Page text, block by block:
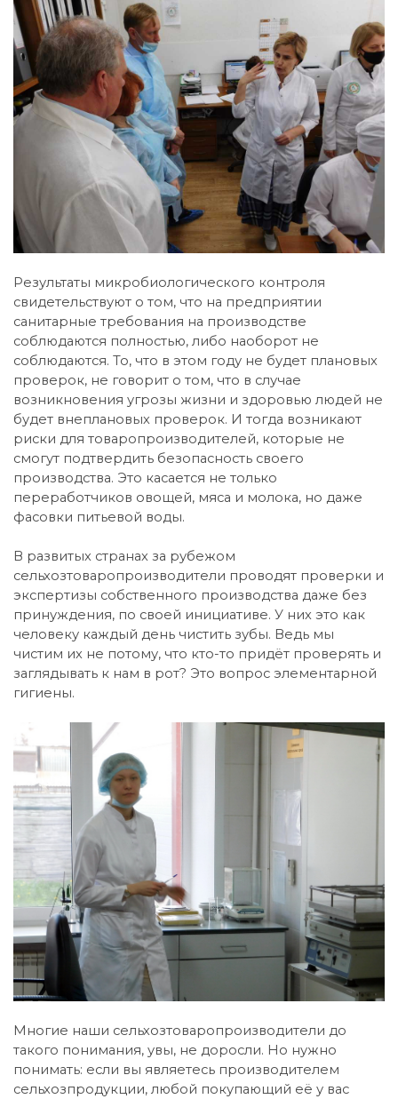
Результаты микробиологического контроля
свидетельствуют о том, что на предприятии
санитарные требования на производстве
соблюдаются полностью, либо наоборот не
соблюдаются. То, что в этом году не будет плановых
проверок, не говорит о том, что в случае
возникновения угрозы жизни и здоровью людей не
будет внеплановых проверок. И тогда возникают
риски для товаропроизводителей, которые не
смогут подтвердить безопасность своего
производства. Это касается не только
переработчиков овощей, мяса и молока, но даже
фасовки питьевой воды.
В развитых странах за рубежом
сельхозтоваропроизводители проводят проверки и
экспертизы собственного производства даже без
принуждения, по своей инициативе. У них это как
человеку каждый день чистить зубы. Ведь мы
чистим их не потому, что кто-то придёт проверять и
заглядывать к нам в рот? Это вопрос элементарной
гигиены.
Многие наши сельхозтоваропроизводители до
такого понимания, увы, не доросли. Но нужно
понимать: если вы являетесь производителем
сельхозпродукции, любой покупающий её у вас